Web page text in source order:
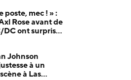
poste, mec ! » :
Rose avant de
DC ont surpris
Johnson
à un
à Las